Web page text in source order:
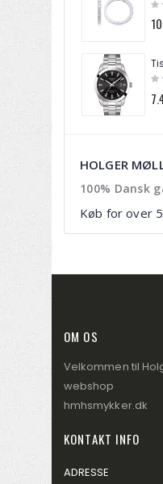
HOLGER
100% Dansk
Køb for over
OM OS
Velkommen til
webshop
hmhsmykker.dk
KONTAKT INFO
ADRESSE